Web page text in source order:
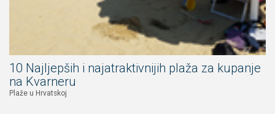
10 Najljepših i najatraktivnijih plaža za kupanje
na Kvarneru
Plaže u Hrvatskoj